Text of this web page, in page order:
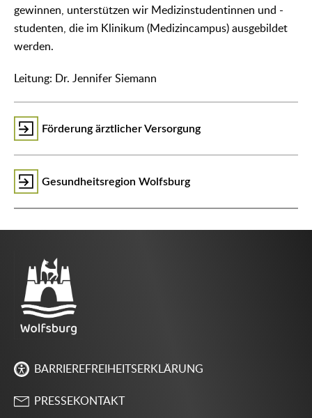
gewinnen, unterstützen wir Medizinstudentinnen und -
studenten, die im Klinikum (Medizincampus) ausgebildet
werden.
Leitung: Dr. Jennifer Siemann
Förderung ärztlicher Versorgung
Gesundheitsregion Wolfsburg
BARRIEREFREIHEITSERKLÄRUNG
PRESSEKONTAKT